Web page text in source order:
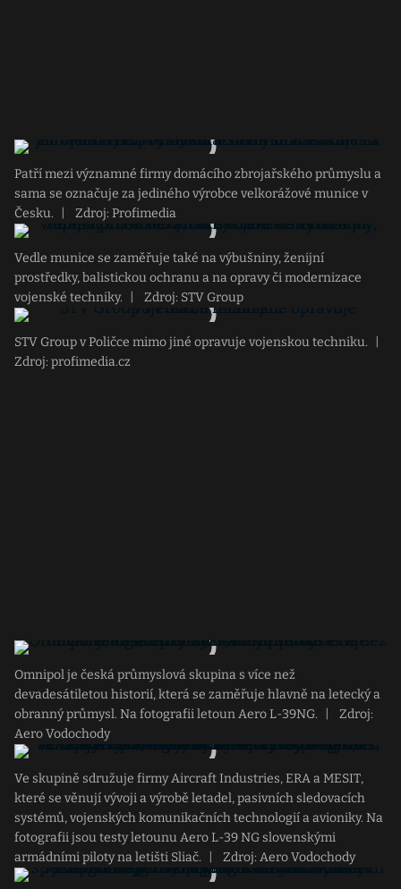
Patří mezi významné firmy domácího zbrojařského průmyslu a
sama se označuje za jediného výrobce velkorážové munice v
Česku.
Zdroj: Profimedia
Vedle munice se zaměřuje také na výbušniny, ženijní
prostředky, balistickou ochranu a na opravy či modernizace
vojenské techniky.
Zdroj: STV Group
STV Group v Poličce mimo jiné opravuje vojenskou techniku.
Zdroj: profimedia.cz
Omnipol je česká průmyslová skupina s více než
devadesátiletou historií, která se zaměřuje hlavně na letecký a
obranný průmysl. Na fotografii letoun Aero L-39NG.
Zdroj:
Aero Vodochody
Ve skupině sdružuje firmy Aircraft Industries, ERA a MESIT,
které se věnují vývoji a výrobě letadel, pasivních sledovacích
systémů, vojenských komunikačních technologií a avioniky. Na
fotografii jsou testy letounu Aero L-39 NG slovenskými
armádními piloty na letišti Sliač.
Zdroj: Aero Vodochody